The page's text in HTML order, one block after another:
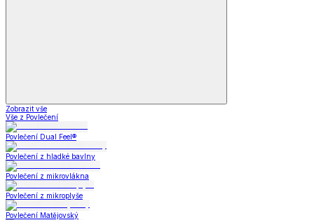
Zobrazit vše
Vše z Povlečení
Povlečení Dual Feel®
Povlečení z hladké bavlny
Povlečení z mikrovlákna
Povlečení z mikroplyše
Povlečení Matějovský